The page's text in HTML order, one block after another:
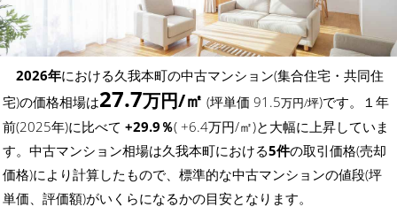
2026年における久我本町の中古マンション(集合住宅・共同住
宅)の価格相場は27.7万円/㎡ (坪単価 91.5万円/坪)です。１年
前(2025年)に比べて +29.9％( +6.4万円/㎡)と大幅に上昇していま
す。中古マンション相場は久我本町における5件の取引価格(売却
価格)により計算したもので、標準的な中古マンションの値段(坪
単価、評価額)がいくらになるかの目安となります。